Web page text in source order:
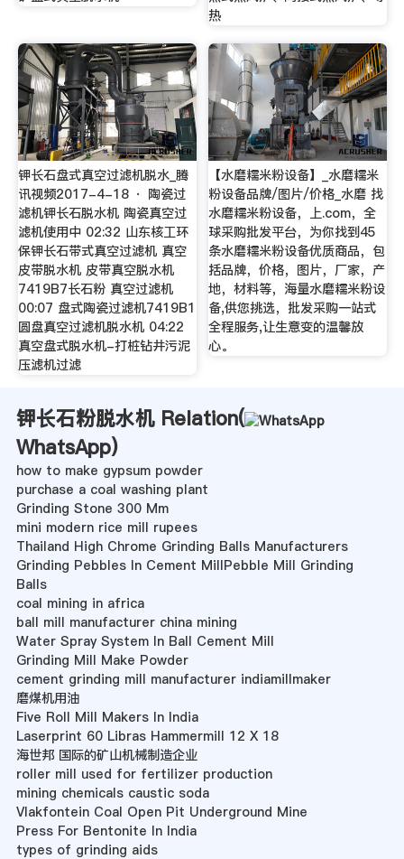
热
钾长石盘式真空过滤机脱水_腾
讯视频2017-4-18 · 陶瓷过
滤机钾长石脱水机 陶瓷真空过
滤机使用中 02:32 山东核工环
保钾长石带式真空过滤机 真空
皮带脱水机 皮带真空脱水机
7419B7长石粉 真空过滤机
00:07 盘式陶瓷过滤机7419B1
圆盘真空过滤机脱水机 04:22
真空盘式脱水机-打桩钻井污泥
压滤机过滤
【水磨糯米粉设备】_水磨糯米
粉设备品牌/图片/价格_水磨 找
水磨糯米粉设备，上.com，全
球采购批发平台，为你找到45
条水磨糯米粉设备优质商品，包
括品牌，价格，图片，厂家，产
地，材料等，海量水磨糯米粉设
备,供您挑选，批发采购一站式
全程服务,让生意变的温馨放
心。
钾长石粉脱水机 Relation(
WhatsApp)
how to make gypsum powder
purchase a coal washing plant
Grinding Stone 300 Mm
mini modern rice mill rupees
Thailand High Chrome Grinding Balls Manufacturers
Grinding Pebbles In Cement MillPebble Mill Grinding
Balls
coal mining in africa
ball mill manufacturer china mining
Water Spray System In Ball Cement Mill
Grinding Mill Make Powder
cement grinding mill manufacturer indiamillmaker
磨煤机用油
Five Roll Mill Makers In India
Laserprint 60 Libras Hammermill 12 X 18
海世邦 国际的矿山机械制造企业
roller mill used for fertilizer production
mining chemicals caustic soda
Vlakfontein Coal Open Pit Underground Mine
Press For Bentonite In India
types of grinding aids